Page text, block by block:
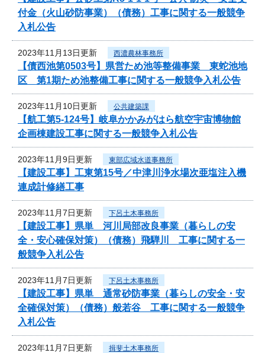
付金（火山砂防事業）（債務）工事に関する一般競争
入札公告
2023年11月13日更新 西濃農林事務所
【債西池第0503号】県営ため池等整備事業 東蛇池地
区 第1期ため池整備工事に関する一般競争入札公告
2023年11月10日更新 公共建築課
【航工第5-124号】岐阜かかみがはら航空宇宙博物館
企画棟建設工事に関する一般競争入札公告
2023年11月9日更新 東部広域水道事務所
【建設工事】工東第15号／中津川浄水場次亜塩注入機
連成計修繕工事
2023年11月7日更新 下呂土木事務所
【建設工事】県単 河川局部改良事業（暮らしの安
全・安心確保対策）（債務）飛騨川 工事に関する一
般競争入札公告
2023年11月7日更新 下呂土木事務所
【建設工事】県単 通常砂防事業（暮らしの安全・安
全確保対策）（債務）般若谷 工事に関する一般競争
入札公告
2023年11月7日更新 揖斐土木事務所